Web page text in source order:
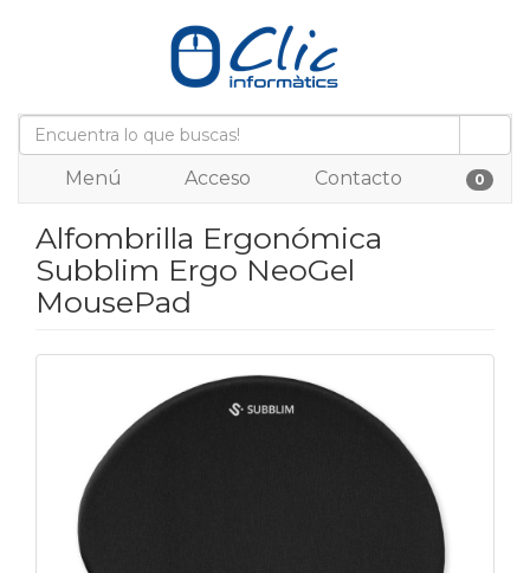
Menú Acceso Contacto 0
Alfombrilla Ergonómica
Subblim Ergo NeoGel
MousePad